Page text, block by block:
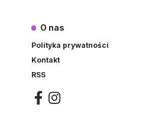
O nas
Polityka prywatności
Kontakt
RSS